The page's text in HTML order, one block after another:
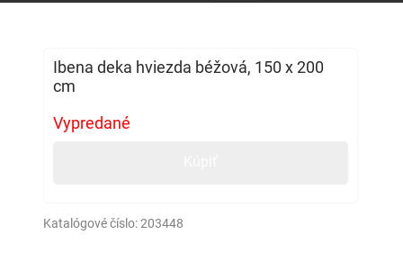
Ibena deka hviezda béžová, 150 x 200
cm
Vypredané
Katalógové číslo:203448